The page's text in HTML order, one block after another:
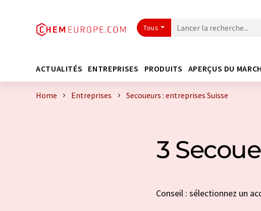
Tous
ACTUALITÉS ENTREPRISES PRODUITS APERÇUS DU
Home Entreprises Secoueurs : entreprises Suisse
3
Conseil : sélectionnez un